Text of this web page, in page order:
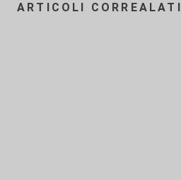
ARTICOLI CORREALATI